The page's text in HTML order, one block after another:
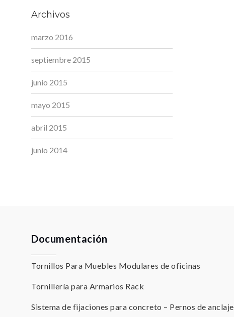
Archivos
marzo 2016
septiembre 2015
junio 2015
mayo 2015
abril 2015
junio 2014
Documentación
Tornillos Para Muebles Modulares de oficinas
Tornillería para Armarios Rack
Sistema de fijaciones para concreto – Pernos de anclaje